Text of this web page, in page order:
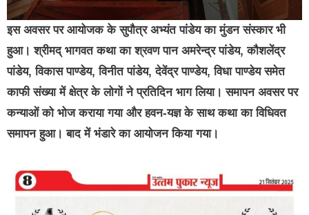
इस अवसर पर आयोजक के सुपौत्र अभ्यंत पांडेय का मुंडन संस्कार भी
हुआ। श्रीमद् भागवत कथा का श्रवण पान अमरेन्द्र पांडेय, कौशलेंद्र
पांडेय, विकास पाण्डेय, विनीत पांडेय, देवेंद्र पाण्डेय, विधा पाण्डेय समेत
काफी संख्या में क्षेत्र के लोगों ने प्रतिदिन भाग लिया। समापन अवसर पर
कन्याओं को भोज कराया गया और हवन-यज्ञ के साथ कथा का विधिवत
समापन हुआ। बाद में भंडारे का आयोजन किया गया।